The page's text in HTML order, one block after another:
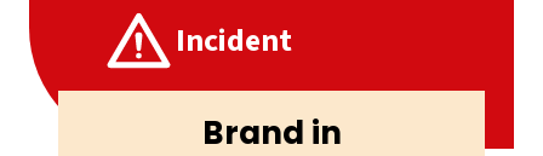
Incident
Brand in